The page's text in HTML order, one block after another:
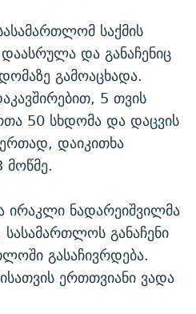
საქმის
და განაჩენიც
გამოაცხადა.
5 თვის
50 სხდომა და დაცვის
დაიკითხა
ნადარეიშვილმა
განაჩენი
გასაჩივრდება.
ერთთვიანი ვადა